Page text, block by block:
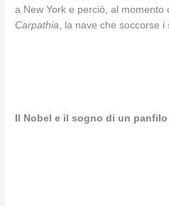
a New York e perciò, al momento
Carpathia , la nave che soccorse i
Il Nobel e il sogno di un panfilo